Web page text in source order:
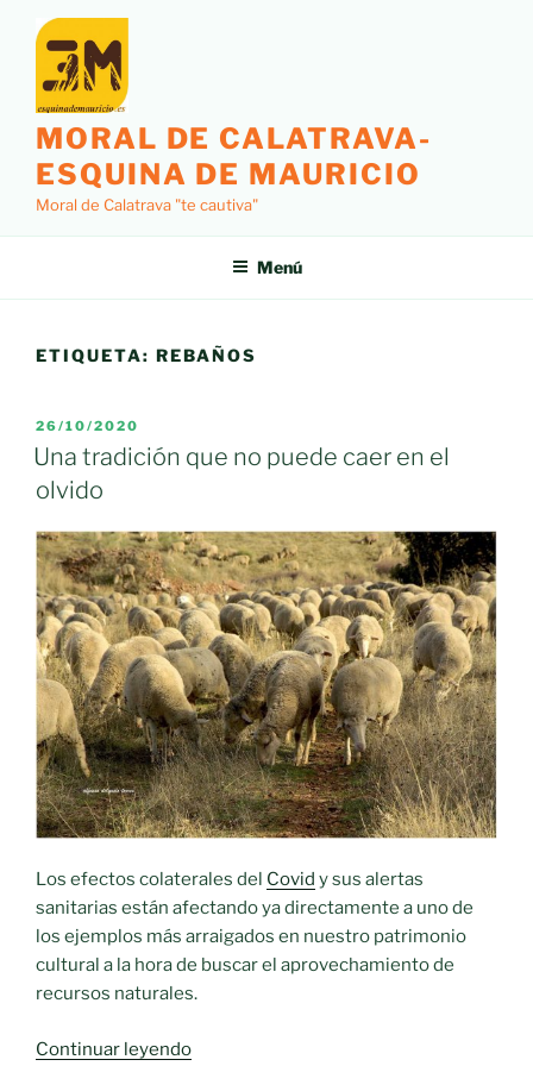
contenido
MORAL DE CALATRAVA-
ESQUINA DE MAURICIO
Moral de Calatrava "te cautiva"
Menú
ETIQUETA: REBAÑOS
PUBLICADO
EL
26/10/2020
Una tradición que no puede caer en el
olvido
Los efectos colaterales del Covid y sus alertas
sanitarias están afectando ya directamente a uno de
los ejemplos más arraigados en nuestro patrimonio
cultural a la hora de buscar el aprovechamiento de
recursos naturales.
Continuar leyendo«Una